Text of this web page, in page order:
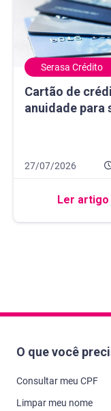
Serasa Crédito
Cartão de
anuidade para
Cartão de crédito
Data de publicação
27/07/2026
16 minutos de
Ler
O que você
Consultar meu CPF
Limpar meu nome